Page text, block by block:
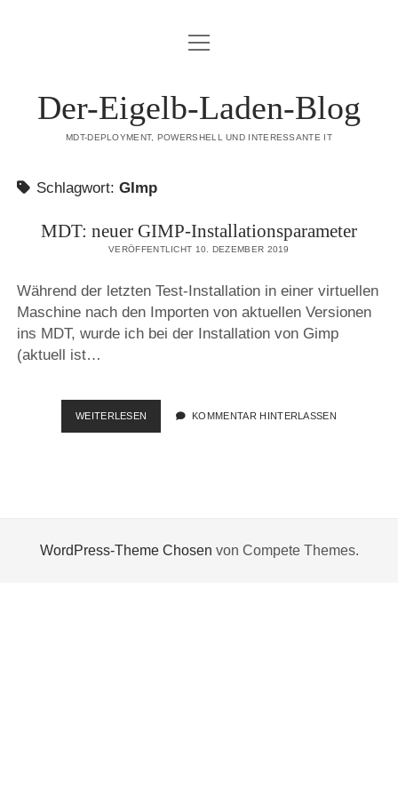
DATENSCHUTZERKLÄRUNG
Menü
öffnen
Der-Eigelb-Laden-Blog
MDT-DEPLOYMENT, POWERSHELL UND INTERESSANTE IT
Schlagwort: GImp
MDT: neuer GIMP-Installationsparameter
VERÖFFENTLICHT 10. DEZEMBER 2019
Während der letzten Test-Installation in einer virtuellen
Maschine nach den Importen von aktuellen Versionen
ins MDT, wurde ich bei der Installation von Gimp
(aktuell ist…
WEITERLESEN
NEUER
KOMMENTAR HINTERLASSEN
WordPress-Theme Chosen von Compete Themes.